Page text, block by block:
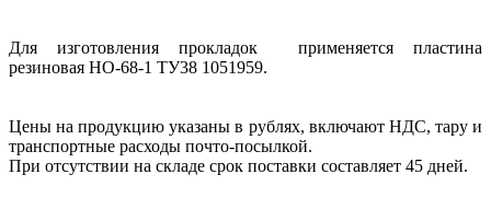
Для изготовления прокладок применяется пластина
резиновая НО-68-1 ТУ38 1051959.
Цены на продукцию указаны в рублях, включают НДС, тару и
транспортные расходы почто-посылкой.
При отсутствии на складе срок поставки составляет 45 дней.